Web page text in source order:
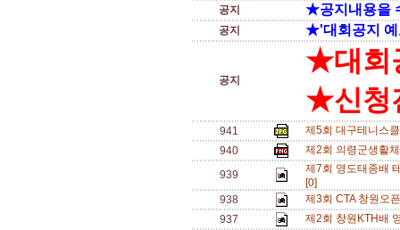
공지 ★공지내용을
공지 ★'대회공지 예
공지
★대회
★신청
941
제5회 대구테니스
940
제2회 의령군생활
939
제7회 영도태종배
[0]
938
제3회 CTA 창원오
937
제2회 창원KTH배